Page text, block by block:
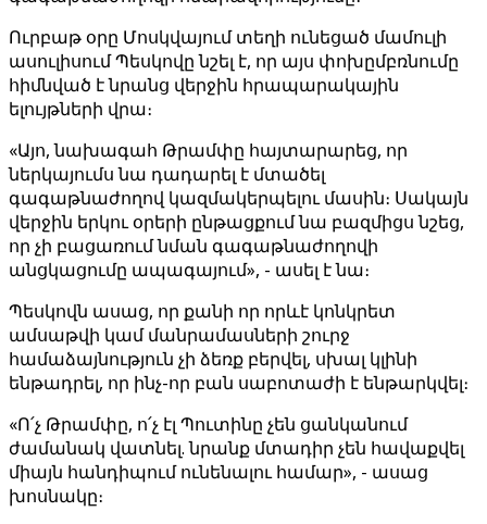
Ուրբաթ օրը Մոսկվայում տեղի ունեցած մամուլի
ասուլիսում Պեսկովը նշել է, որ այս փոխըմբռնումը
հիմնված է նրանց վերջին հրապարակային
ելույթների վրա։
«Այո, նախագահ Թրամփը հայտարարեց, որ
ներկայումս նա դադարել է մտածել
գագաթնաժողով կազմակերպելու մասին։ Սակայն
վերջին երկու օրերի ընթացքում նա բազմիցս նշեց,
որ չի բացառում նման գագաթնաժողովի
անցկացումը ապագայում», - ասել է նա։
Պեսկովն ասաց, որ քանի որ որևէ կոնկրետ
ամսաթվի կամ մանրամասների շուրջ
համաձայնություն չի ձեռք բերվել, սխալ կլինի
ենթադրել, որ ինչ-որ բան սաբոտաժի է ենթարկվել։
«Ո՛չ Թրամփը, ո՛չ էլ Պուտինը չեն ցանկանում
ժամանակ վատնել. նրանք մտադիր չեն հավաքվել
միայն հանդիպում ունենալու համար», - ասաց
խոսնակը։